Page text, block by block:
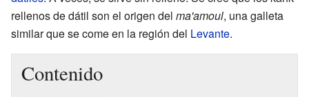
rellenos de dátil son el origen del ma'amoul, una galleta
similar que se come en la región del Levante.
Contenido